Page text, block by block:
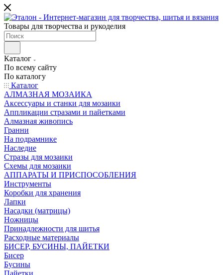
Товары для творчества и рукоделия
Каталог
По всему сайту
По каталогу
Каталог
АЛМАЗНАЯ МОЗАИКА
Аксессуары и станки для мозаики
Аппликации стразами и пайетками
Алмазная живопись
Гранни
На подрамнике
Наследие
Стразы для мозаики
Схемы для мозаики
АППАРАТЫ И ПРИСПОСОБЛЕНИЯ
Инструменты
Коробки для хранения
Лапки
Насадки (матрицы)
Ножницы
Принадлежности для шитья
Расходные материалы
БИСЕР, БУСИНЫ, ПАЙЕТКИ
Бисер
Бусины
Пайетки